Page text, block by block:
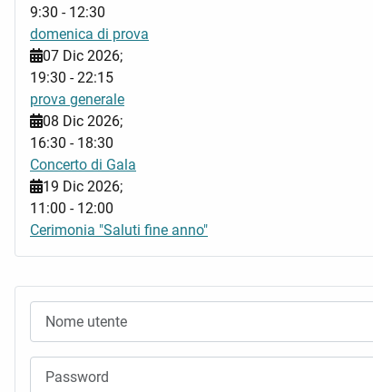
9:30 - 12:30
domenica di prova
07 Dic 2026;
19:30 -22:15
prova generale
08 Dic 2026;
16:30 - 18:30
Concerto di Gala
19 Dic 2026;
11:00 - 12:00
Cerimonia "Saluti fine anno"